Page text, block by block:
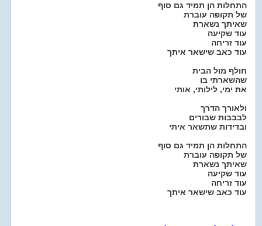
התחלות הן תמיד גם סוף
של תקופה עוברת
שאיתך נשארת
עוד שקיעה
עוד זריחה
עוד כאב שישאר איתך
חולף מול הבית
שהשארתי בו
את ימי, לילותי, אותי
ולאורך הדרך
לבבבות שבורים
ובדידות שתשאר איתי
התחלות הן תמיד גם סוף
של תקופה עוברת
שאיתך נשארת
עוד שקיעה
עוד זריחה
עוד כאב שישאר איתך